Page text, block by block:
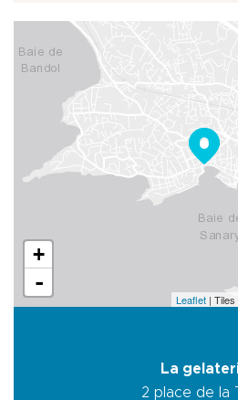
+
-
Leaflet |
La
2 place de la